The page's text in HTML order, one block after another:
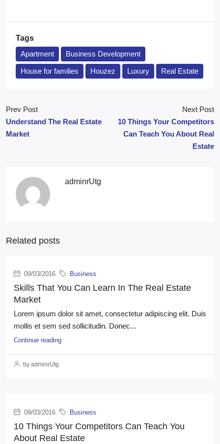
Tags
Apartment
Business Development
House for families Houzez Luxury Real Estate
Prev Post
Understand The Real Estate
Market
Next Post
10 Things Your Competitors
Can Teach You About Real
Estate
adminrUtg
Related posts
09/03/2016 Business
Skills That You Can Learn In The Real Estate
Market
Lorem ipsum dolor sit amet, consectetur adipiscing elit. Duis
mollis et sem sed sollicitudin. Donec...
Continue reading
by adminrUtg
09/03/2016 Business
10 Things Your Competitors Can Teach You
About Real Estate